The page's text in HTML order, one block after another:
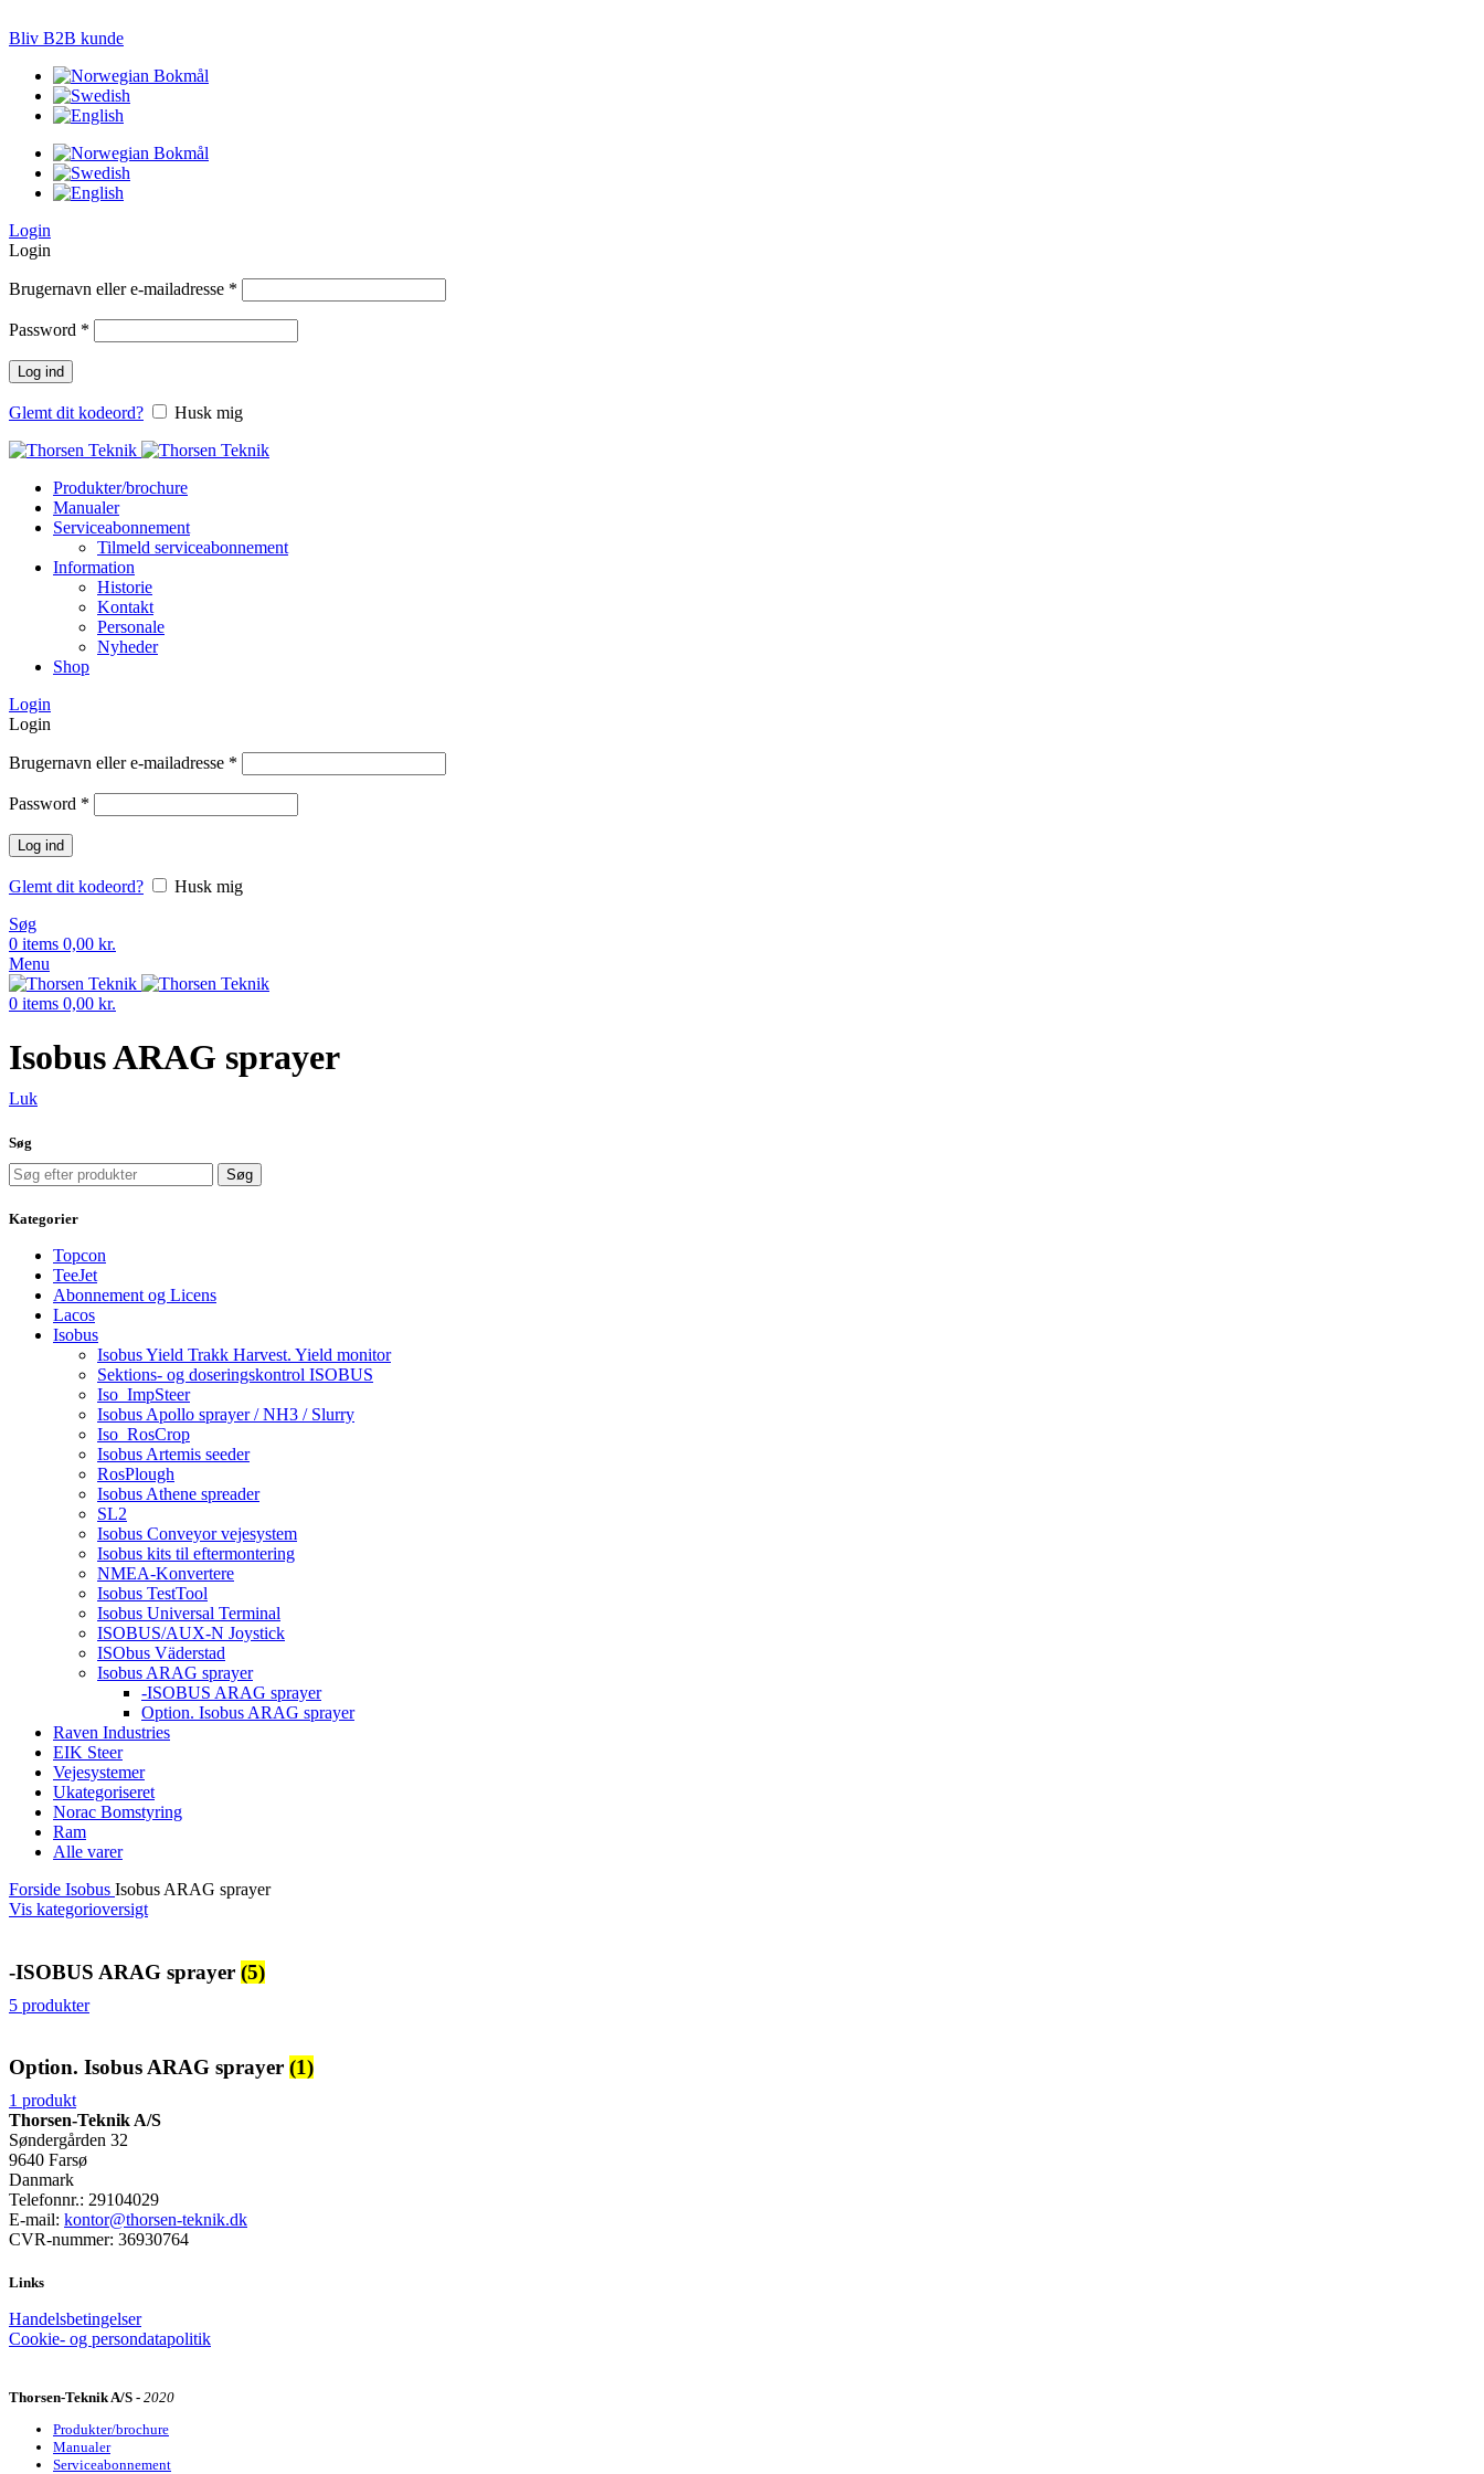
Bliv B2B kunde
Login
Login
Brugernavn eller e-mailadresse *
Password *
Log ind
Glemt dit kodeord? Husk mig
Produkter/brochure
Manualer
Serviceabonnement
Tilmeld serviceabonnement
Information
Historie
Kontakt
Personale
Nyheder
Shop
Login
Login
Brugernavn eller e-mailadresse *
Password *
Log ind
Glemt dit kodeord?
Husk mig
Søg
0 items 0,00 kr.
Menu
0 items 0,00 kr.
Isobus ARAG sprayer
Luk
Søg
Søg
Kategorier
Topcon
TeeJet
Abonnement og Licens
Lacos
Isobus
Isobus Yield Trakk Harvest. Yield monitor
Sektions- og doseringskontrol ISOBUS
Iso_ImpSteer
Isobus Apollo sprayer / NH3 / Slurry
Iso_RosCrop
Isobus Artemis seeder
RosPlough
Isobus Athene spreader
SL2
Isobus Conveyor vejesystem
Isobus kits til eftermontering
NMEA-Konvertere
Isobus TestTool
Isobus Universal Terminal
ISOBUS/AUX-N Joystick
ISObus Väderstad
Isobus ARAG sprayer
-ISOBUS ARAG sprayer
Option. Isobus ARAG sprayer
Raven Industries
EIK Steer
Vejesystemer
Ukategoriseret
Norac Bomstyring
Ram
Alle varer
Forside Isobus Isobus ARAG sprayer
Vis kategorioversigt
-ISOBUS ARAG sprayer (5)
5 produkter
Option. Isobus ARAG sprayer (1)
1 produkt
Thorsen-Teknik A/S
Søndergården 32
9640 Farsø
Danmark
Telefonnr.: 29104029
E-mail: kontor@thorsen-teknik.dk
CVR-nummer: 36930764
Links
Handelsbetingelser
Cookie- og persondatapolitik
Thorsen-Teknik A/S - 2020
Produkter/brochure
Manualer
Serviceabonnement